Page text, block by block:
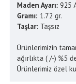
Maden Ayarı: 925
Gramı: 1.72 gr.
Taşlar: Taşsız
Ürünlerimizin
ağırlıkta ( /-) %5
Ürünlerimiz özel